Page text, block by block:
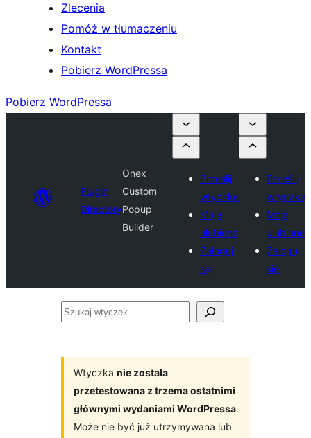
Zlecenia
Pomóż w tłumaczeniu
Kontakt
Pobierz WordPressa
Pobierz WordPressa
Plugin
Directory
Onex
Custom
Popup
Builder
Prześlij
wtyczkę
Moje
ulubione
Zaloguj
się
Prześlij
wtyczkę
Moje
ulubione
Zaloguj
się
Szukaj
Wtyczka nie została
przetestowana z trzema ostatnimi
głównymi wydaniami WordPressa.
Może nie być już utrzymywana lub